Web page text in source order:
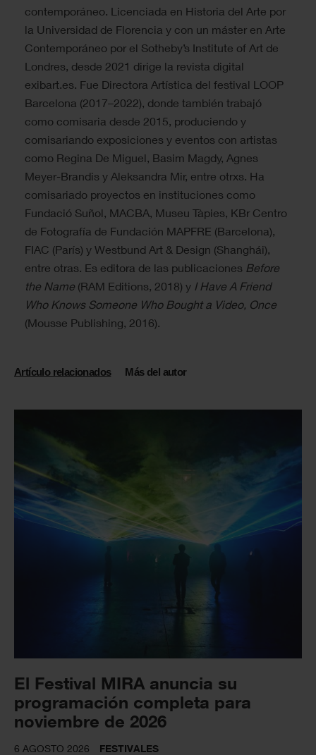
contemporáneo. Licenciada en Historia del Arte por
la Universidad de Florencia y con un máster en Arte
Contemporáneo por el Sotheby’s Institute of Art de
Londres, desde 2021 dirige la revista digital
exibart.es. Fue Directora Artística del festival LOOP
Barcelona (2017–2022), donde también trabajó
como comisaria desde 2015, produciendo y
comisariando exposiciones y eventos con artistas
como Regina De Miguel, Basim Magdy, Agnes
Meyer-Brandis y Aleksandra Mir, entre otrxs. Ha
comisariado proyectos en instituciones como
Fundació Suñol, MACBA, Museu Tàpies, KBr Centro
de Fotografía de Fundación MAPFRE (Barcelona),
FIAC (París) y Westbund Art & Design (Shanghái),
entre otras. Es editora de las publicaciones Before
the Name (RAM Editions, 2018) y I Have A Friend
Who Knows Someone Who Bought a Video, Once
(Mousse Publishing, 2016).
Artículo relacionados Más del autor
El Festival MIRA anuncia su
programación completa para
noviembre de 2026
6 AGOSTO 2026 FESTIVALES